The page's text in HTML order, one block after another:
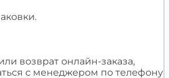
возврат онлайн-заказа,
с менеджером по телефону